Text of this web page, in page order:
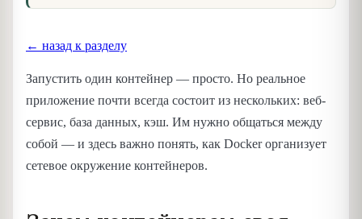
← назад к разделу
Запустить один контейнер — просто. Но реальное
приложение почти всегда состоит из нескольких: веб-
сервис, база данных, кэш. Им нужно общаться между
собой — и здесь важно понять, как Docker организует
сетевое окружение контейнеров.